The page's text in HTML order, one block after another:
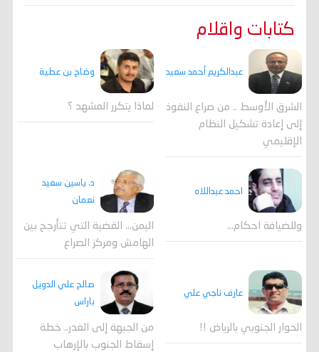
كتابات واقلام
عبدالكريم أحمد سعيد
الشرق الأوسط .. من صراع النفوذ
إلى إعادة تشكيل النظام
الإقليمي
وضاح بن عطية
لماذا يتكرر المشهد ؟
احمد عبداللاه
وللضيافة احكام…
د. ياسين سعيد
نعمان
اليمن… القضية التي تتأرجح بين
الهامش ومركز الصراع
عارف ناجي علي
الحوار الجنوبي بالرياض !!
صالح علي الدويل
باراس
من الجبهة إلى الغدر.. خطة
إسقاط الجنوب بالإرهاب